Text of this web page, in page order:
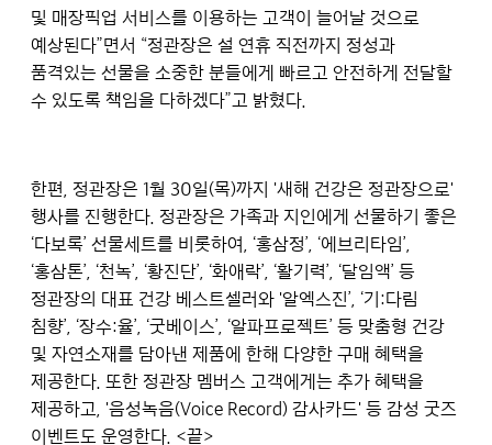
및 매장픽업 서비스를 이용하는 고객이 늘어날 것으로
예상된다”면서 “정관장은 설 연휴 직전까지 정성과
품격있는 선물을 소중한 분들에게 빠르고 안전하게 전달할
수 있도록 책임을 다하겠다”고 밝혔다.
한편, 정관장은 1월 30일(목)까지 '새해 건강은 정관장으로'
행사를 진행한다. 정관장은 가족과 지인에게 선물하기 좋은
‘다보록’ 선물세트를 비롯하여, ‘홍삼정’, ‘에브리타임’,
‘홍삼톤’, ‘천녹’, ‘황진단’, ‘화애락’, ‘활기력’, ‘달임액’ 등
정관장의 대표 건강 베스트셀러와 '알엑스진’, ‘기:다림
침향’, ‘장수:율’, ‘굿베이스’, ‘알파프로젝트’ 등 맞춤형 건강
및 자연소재를 담아낸 제품에 한해 다양한 구매 혜택을
제공한다. 또한 정관장 멤버스 고객에게는 추가 혜택을
제공하고, '음성녹음(Voice Record) 감사카드' 등 감성 굿즈
이벤트도 운영한다. <끝>